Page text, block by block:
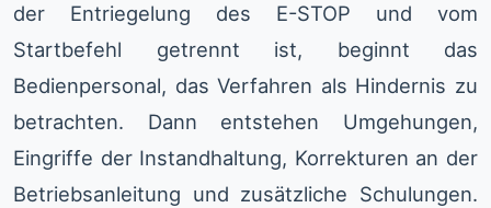
der Entriegelung des E-STOP und vom
Startbefehl getrennt ist, beginnt das
Bedienpersonal, das Verfahren als Hindernis zu
betrachten. Dann entstehen Umgehungen,
Eingriffe der Instandhaltung, Korrekturen an der
Betriebsanleitung und zusätzliche Schulungen.